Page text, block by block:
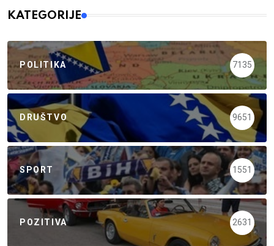
KATEGORIJE
POLITIKA 7135
DRUŠTVO 9651
SPORT 1551
POZITIVA 2631